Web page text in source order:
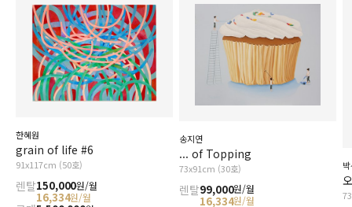
한혜원
grain of life #6
91x117cm (50호)
렌탈150,000원/월
16,334원/월
송지연
... of Topping
73x91cm (30호)
렌탈99,000원/월
16,334원/월